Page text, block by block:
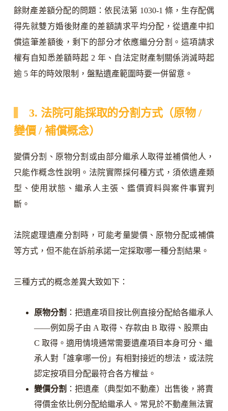
餘財產差額分配的問題：依民法第 1030-1 條，生存配偶
得先就雙方婚後財產的差額請求平均分配，從遺產中扣
償這筆差額後，剩下的部分才依應繼分分割。這項請求
權有自知悉差額時起 2 年、自法定財產制關係消滅時起
逾 5 年的時效限制，盤點遺產範圍時要一併留意。
3. 法院可能採取的分割方式（原物 /
變價 / 補償概念）
變價分割、原物分割或由部分繼承人取得並補償他人，
只能作概念性說明。法院實際採何種方式，須依遺產類
型、使用狀態、繼承人主張、鑑價資料與案件事實判
斷。
法院處理遺產分割時，可能考量變價、原物分配或補償
等方式，但不能在訴前承諾一定採取哪一種分割結果。
三種方式的概念差異大致如下：
原物分割 ：把遺產項目按比例直接分配給各繼承人
——例如房子由 A 取得、存款由 B 取得、股票由
C 取得。適用情境通常需要遺產項目本身可分、繼
承人對「誰拿哪一份」有相對接近的想法，或法院
認定按項目分配最符合各方權益。
變價分割 ：把遺產（典型如不動產）出售後，將賣
得價金依比例分配給繼承人。常見於不動產無法實